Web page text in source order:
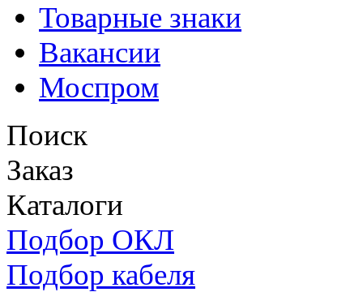
Товарные знаки
Вакансии
Моспром
Поиск
Заказ
Каталоги
Подбор ОКЛ
Подбор кабеля